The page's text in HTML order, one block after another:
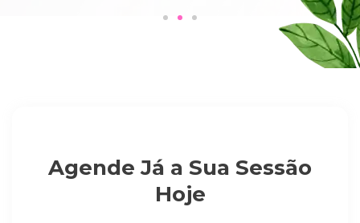
Agende Já a Sua Sessão
Hoje